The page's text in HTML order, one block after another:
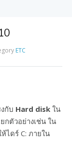
ETC
กับ Hard disk ใน
กตัวอย่างเช่น ใน
ไดร์ C: ภายใน